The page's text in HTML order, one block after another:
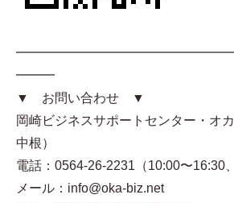
━━━
▼ お問い合わせ ▼
岡崎ビジネスサポートセンター・オ
中根）
電話：0564-26-2231（10:00〜16:30
メール：info@oka-biz.net